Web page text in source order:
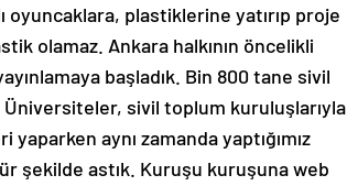
oyuncaklara, plastiklerine yatırıp proje
olamaz. Ankara halkının öncelikli
başladık. Bin 800 tane sivil
sivil toplum kuruluşlarıyla
aynı zamanda yaptığımız
şekilde astık. Kuruşu kuruşuna web